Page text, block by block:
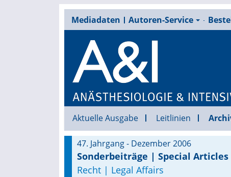
Mediadaten Autoren-Service
Aktuelle Ausgabe Leitlinien
47. Jahrgang - Dezember 2006
Sonderbeiträge | Special Articles
Recht | Legal Affairs